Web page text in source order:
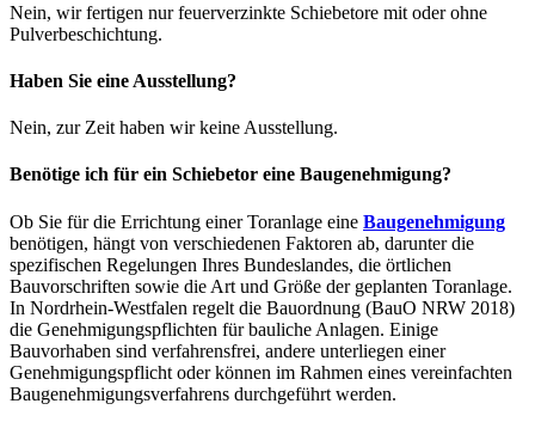
Nein, wir fertigen nur feuerverzinkte Schiebetore mit oder ohne
Pulverbeschichtung.
Haben Sie eine Ausstellung?
Nein, zur Zeit haben wir keine Ausstellung.
Benötige ich für ein Schiebetor eine Baugenehmigung?
Ob Sie für die Errichtung einer Toranlage eine Baugenehmigung
benötigen, hängt von verschiedenen Faktoren ab, darunter die
spezifischen Regelungen Ihres Bundeslandes, die örtlichen
Bauvorschriften sowie die Art und Größe der geplanten Toranlage.
In Nordrhein-Westfalen regelt die Bauordnung (BauO NRW 2018)
die Genehmigungspflichten für bauliche Anlagen. Einige
Bauvorhaben sind verfahrensfrei, andere unterliegen einer
Genehmigungspflicht oder können im Rahmen eines vereinfachten
Baugenehmigungsverfahrens durchgeführt werden.